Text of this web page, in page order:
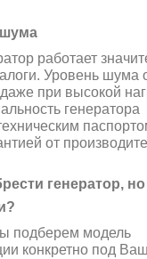
работает
Уровень шума
при высокой
генератора
от
генератор,
подберем модель
конкретно под